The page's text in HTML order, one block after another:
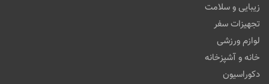
زیبایی و سلامت
تجهیزات سفر
لوازم ورزشی
خانه و آشپزخانه
دکوراسیون